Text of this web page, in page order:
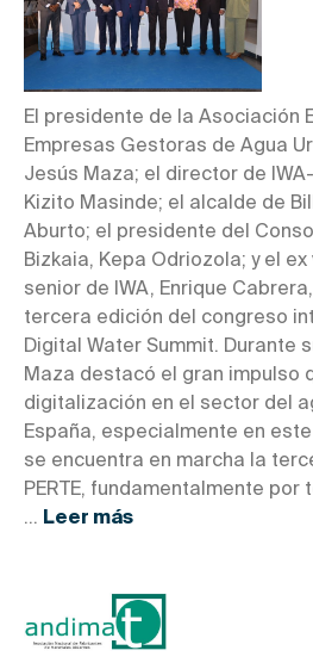
El presidente de la Asociación
Empresas Gestoras de Agua
Jesús Maza; el director de
Kizito Masinde; el alcalde de
Aburto; el presidente del
Bizkaia, Kepa Odriozola; y el
senior de IWA, Enrique
tercera edición del congreso
Digital Water Summit. Durante
Maza destacó el gran impulso
digitalización en el sector del
España, especialmente en
se encuentra en marcha la
PERTE, fundamentalmente por
... Leer más